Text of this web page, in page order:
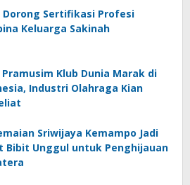
Dorong Sertifikasi Profesi
Keluarga Sakinah
Pramusim Klub Dunia Marak di
Industri Olahraga Kian
Sriwijaya Kemampo Jadi
Bibit Unggul untuk Penghijauan